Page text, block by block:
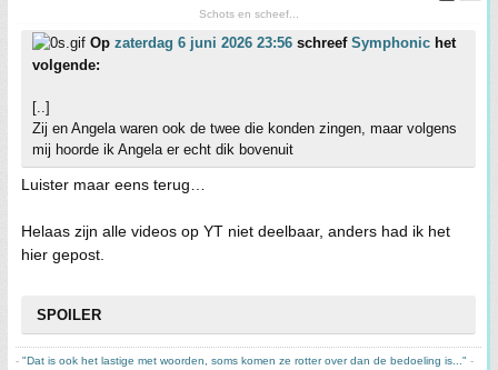
Schots en scheef...
Op zaterdag 6 juni 2026 23:56 schreef Symphonic het
volgende:
[..]
Zij en Angela waren ook de twee die konden zingen, maar volgens
mij hoorde ik Angela er echt dik bovenuit
Luister maar eens terug…
Helaas zijn alle videos op YT niet deelbaar, anders had ik het
hier gepost.
SPOILER
- "Dat is ook het lastige met woorden, soms komen ze rotter over dan de bedoeling is..." -